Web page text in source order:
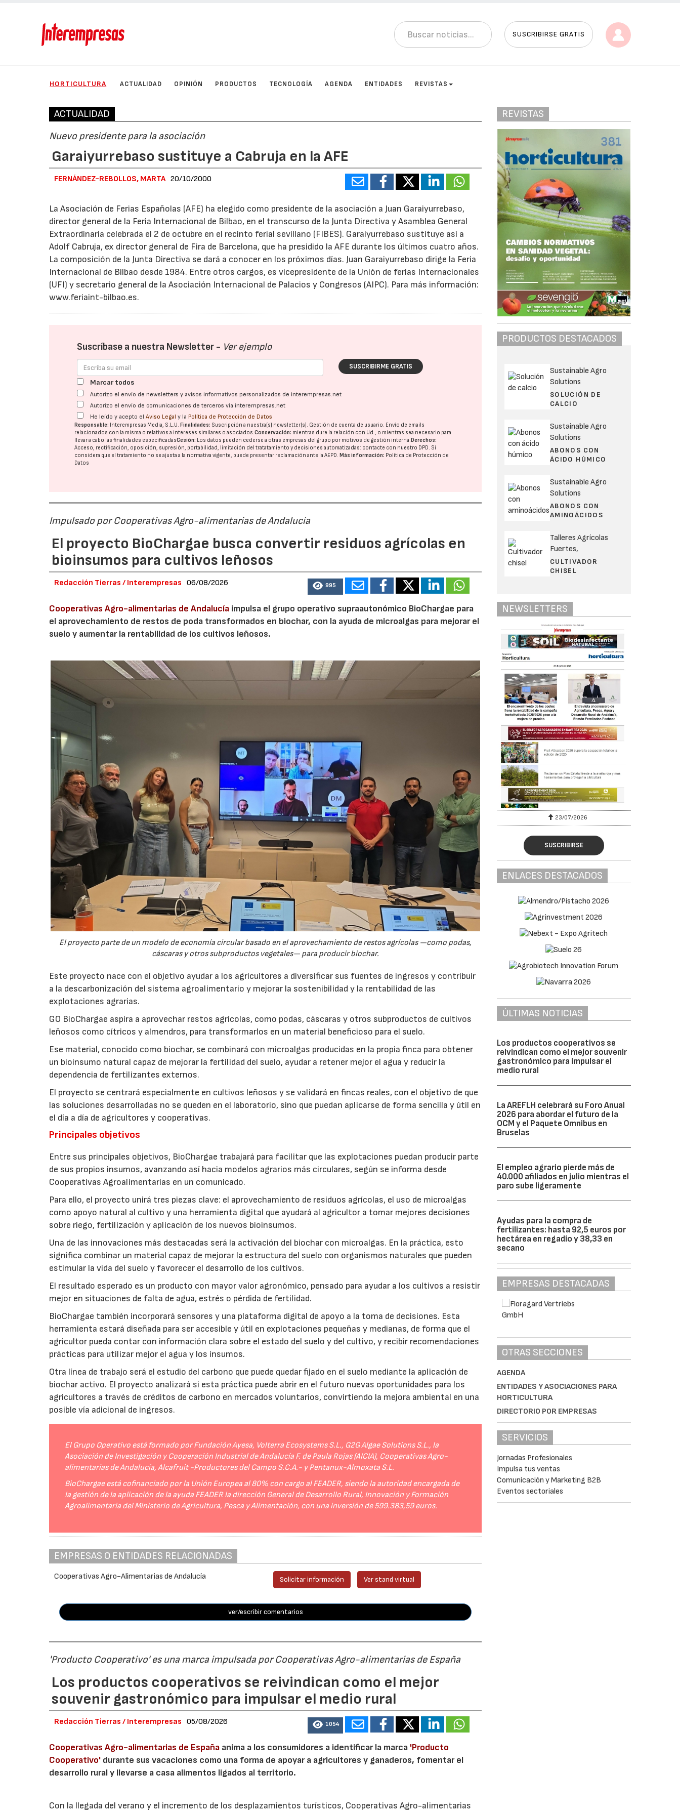
SUSCRIBIRSE GRATIS
HORTICULTURA ACTUALIDAD OPINIÓN PRODUCTOS TECNOLOGÍA AGENDA ENTIDADES REVISTAS
ACTUALIDAD
Nuevo presidente para la asociación
Garaiyurrebaso sustituye a Cabruja en la AFE
FERNÁNDEZ-REBOLLOS, MARTA 20/10/2000
La Asociación de Ferias Españolas (AFE) ha elegido como presidente de la asociación a Juan Garaiyurrebaso,
director general de la Feria Internacional de Bilbao, en el transcurso de la Junta Directiva y Asamblea General
Extraordinaria celebrada el 2 de octubre en el recinto ferial sevillano (FIBES). Garaiyurrebaso sustituye así a
Adolf Cabruja, ex director general de Fira de Barcelona, que ha presidido la AFE durante los últimos cuatro años.
La composición de la Junta Directiva se dará a conocer en los próximos días. Juan Garaiyurrebaso dirige la Feria
Internacional de Bilbao desde 1984. Entre otros cargos, es vicepresidente de la Unión de ferias Internacionales
(UFI) y secretario general de la Asociación Internacional de Palacios y Congresos (AIPC). Para más información:
www.feriaint-bilbao.es.
Suscríbase a nuestra Newsletter - Ver ejemplo
SUSCRIBIRME GRATIS
Marcar todos
Autorizo el envío de newsletters y avisos informativos personalizados de interempresas.net
Autorizo el envío de comunicaciones de terceros vía interempresas.net
He leído y acepto elAviso Legal y la Política de Protección de Datos
Responsable: Interempresas Media, S.L.U. Finalidades: Suscripción a nuestra(s) newsletter(s). Gestión de cuenta de usuario. Envío de emails
relacionados con la misma o relativos a intereses similares o asociados.Conservación: mientras dure la relación con Ud., o mientras sea necesario para
llevar a cabo las finalidades especificadasCesión: Los datos pueden cederse a otras empresas del grupo por motivos de gestión interna. Derechos:
Acceso, rectificación, oposición, supresión, portabilidad, limitación del tratatamiento y decisiones automatizadas: contacte con nuestro DPD. Si
considera que el tratamiento no se ajusta a la normativa vigente, puede presentar reclamación ante laAEPD. Más información: Política de Protección de
Datos
Impulsado por Cooperativas Agro-alimentarias de Andalucía
El proyecto BioChargae busca convertir residuos agrícolas en
bioinsumos para cultivos leñosos
Redacción Tierras / Interempresas 06/08/2026 995
Cooperativas Agro-alimentarias de Andalucía impulsa el grupo operativo supraautonómico BioChargae para
el aprovechamiento de restos de poda transformados en biochar, con la ayuda de microalgas para mejorar el
suelo y aumentar la rentabilidad de los cultivos leñosos.
El proyecto parte de un modelo de economía circular basado en el aprovechamiento de restos agrícolas —como podas,
cáscaras y otros subproductos vegetales— para producir biochar.
Este proyecto nace con el objetivo ayudar a los agricultores a diversificar sus fuentes de ingresos y contribuir
a la descarbonización del sistema agroalimentario y mejorar la sostenibilidad y la rentabilidad de las
explotaciones agrarias.
GO BioChargae aspira a aprovechar restos agrícolas, como podas, cáscaras y otros subproductos de cultivos
leñosos como cítricos y almendros, para transformarlos en un material beneficioso para el suelo.
Ese material, conocido como biochar, se combinará con microalgas producidas en la propia finca para obtener
un bioinsumo natural capaz de mejorar la fertilidad del suelo, ayudar a retener mejor el agua y reducir la
dependencia de fertilizantes externos.
El proyecto se centrará especialmente en cultivos leñosos y se validará en fincas reales, con el objetivo de que
las soluciones desarrolladas no se queden en el laboratorio, sino que puedan aplicarse de forma sencilla y útil en
el día a día de agricultores y cooperativas.
Principales objetivos
Entre sus principales objetivos, BioChargae trabajará para facilitar que las explotaciones puedan producir parte
de sus propios insumos, avanzando así hacia modelos agrarios más circulares, según se informa desde
Cooperativas Agroalimentarias en un comunicado.
Para ello, el proyecto unirá tres piezas clave: el aprovechamiento de residuos agrícolas, el uso de microalgas
como apoyo natural al cultivo y una herramienta digital que ayudará al agricultor a tomar mejores decisiones
sobre riego, fertilización y aplicación de los nuevos bioinsumos.
Una de las innovaciones más destacadas será la activación del biochar con microalgas. En la práctica, esto
significa combinar un material capaz de mejorar la estructura del suelo con organismos naturales que pueden
estimular la vida del suelo y favorecer el desarrollo de los cultivos.
El resultado esperado es un producto con mayor valor agronómico, pensado para ayudar a los cultivos a resistir
mejor en situaciones de falta de agua, estrés o pérdida de fertilidad.
BioChargae también incorporará sensores y una plataforma digital de apoyo a la toma de decisiones. Esta
herramienta estará diseñada para ser accesible y útil en explotaciones pequeñas y medianas, de forma que el
agricultor pueda contar con información clara sobre el estado del suelo y del cultivo, y recibir recomendaciones
prácticas para utilizar mejor el agua y los insumos.
Otra línea de trabajo será el estudio del carbono que puede quedar fijado en el suelo mediante la aplicación de
biochar activo. El proyecto analizará si esta práctica puede abrir en el futuro nuevas oportunidades para los
agricultores a través de créditos de carbono en mercados voluntarios, convirtiendo la mejora ambiental en una
posible vía adicional de ingresos.
El Grupo Operativo está formado por Fundación Ayesa, Volterra Ecosystems S.L., G2G Algae Solutions S.L., la
Asociación de Investigación y Cooperación Industrial de Andalucía F. de Paula Rojas (AICIA), Cooperativas Agro-
alimentarias de Andalucía, Alcafruit -Productores del Campo S.C.A.- y Pentanux-Almoxata S.L.
BioChargae está cofinanciado por la Unión Europea al 80% con cargo al FEADER, siendo la autoridad encargada de
la gestión de la aplicación de la ayuda FEADER la dirección General de Desarrollo Rural, Innovación y Formación
Agroalimentaria del Ministerio de Agricultura, Pesca y Alimentación, con una inversión de 599.383,59 euros.
EMPRESAS O ENTIDADES RELACIONADAS
Cooperativas Agro-Alimentarias de Andalucía Solicitar información Ver stand virtual
ver/escribir comentarios
'Producto Cooperativo' es una marca impulsada por Cooperativas Agro-alimentarias de España
Los productos cooperativos se reivindican como el mejor
souvenir gastronómico para impulsar el medio rural
Redacción Tierras / Interempresas 05/08/2026 1054
Cooperativas Agro-alimentarias de España anima a los consumidores a identificar la marca 'Producto
Cooperativo' durante sus vacaciones como una forma de apoyar a agricultores y ganaderos, fomentar el
desarrollo rural y llevarse a casa alimentos ligados al territorio.
Con la llegada del verano y el incremento de los desplazamientos turísticos, Cooperativas Agro-alimentarias
REVISTAS
PRODUCTOS DESTACADOS
Sustainable Agro
Solutions
SOLUCIÓN DE
CALCIO
Sustainable Agro
Solutions
ABONOS CON
ÁCIDO HÚMICO
Sustainable Agro
Solutions
ABONOS CON
AMINOÁCIDOS
Talleres Agrícolas
Fuertes,
CULTIVADOR
CHISEL
NEWSLETTERS
23/07/2026 30/07/2026 23/07/2026
SUSCRIBIRSE
ENLACES DESTACADOS
ÚLTIMAS NOTICIAS
Los productos cooperativos se
reivindican como el mejor souvenir
gastronómico para impulsar el
medio rural
La AREFLH celebrará su Foro Anual
2026 para abordar el futuro de la
OCM y el Paquete Omnibus en
Bruselas
El empleo agrario pierde más de
40.000 afiliados en julio mientras el
paro sube ligeramente
Ayudas para la compra de
fertilizantes: hasta 92,5 euros por
hectárea en regadío y 38,33 en
secano
EMPRESAS DESTACADAS
OTRAS SECCIONES
AGENDA
ENTIDADES Y ASOCIACIONES PARA
HORTICULTURA
DIRECTORIO POR EMPRESAS
SERVICIOS
Jornadas Profesionales
Impulsa tus ventas
Comunicación y Marketing B2B
Eventos sectoriales